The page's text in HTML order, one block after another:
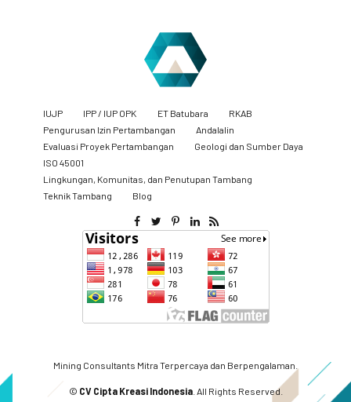
IUJP IPP / IUP OPK ET Batubara
RKAB
Pengurusan Izin Pertambangan
Andalalin
Evaluasi Proyek Pertambangan
Geologi dan Sumber Daya
ISO 45001
Lingkungan, Komunitas, dan Penutupan Tambang
​Teknik Tambang
Blog
Mining Consultants Mitra Terpercaya dan Berpengalaman.
© CV Cipta Kreasi Indonesia. All Rights Reserved.